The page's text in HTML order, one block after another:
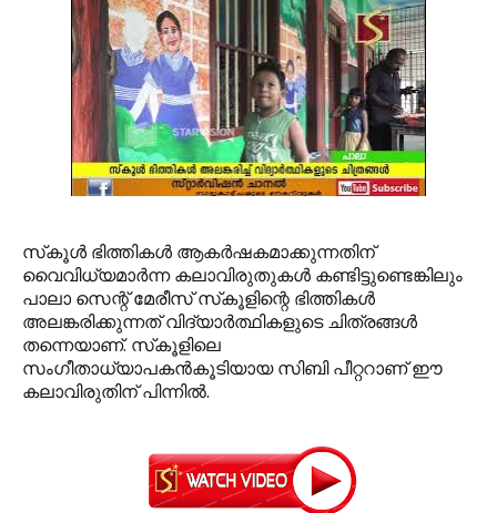
സ്‌കൂള്‍ ഭിത്തികള്‍ ആകര്‍ഷകമാക്കുന്നതിന്
വൈവിധ്യമാര്‍ന്ന കലാവിരുതുകള്‍ കണ്ടിട്ടുണ്ടെങ്കിലും
പാലാ സെന്റ് മേരീസ് സ്‌കൂളിന്റെ ഭിത്തികള്‍
അലങ്കരിക്കുന്നത് വിദ്യാര്‍ത്ഥികളുടെ ചിത്രങ്ങള്‍
തന്നെയാണ്. സ്‌കൂളിലെ
സംഗീതാധ്യാപകന്‍കൂടിയായ സിബി പീറ്ററാണ് ഈ
കലാവിരുതിന് പിന്നില്‍.